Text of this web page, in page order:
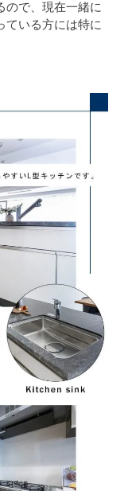
ので、現在一緒に
ている方には特に